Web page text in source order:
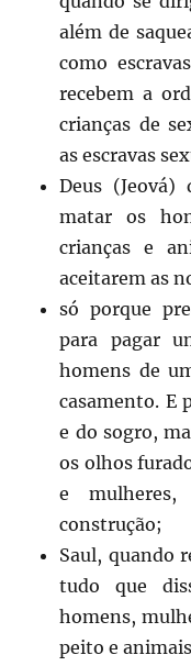
além de
como
recebem a
crianças de
as escravas
Deus (Jeová)
matar os
crianças e
aceitarem as
só porque
para pagar
homens de
casamento. E
e do sogro,
os olhos
e
construção;
Saul, quando
tudo que
homens,
peito e